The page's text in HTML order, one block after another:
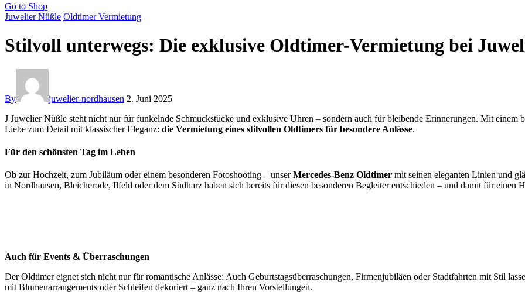
Go to Shop
Juwelier Nüßle Oldtimer Vermietung
Stilvoll unterwegs: Die exklusive Oldtimer-Vermietung bei
By juwelier-nordhausen 2. Juni 2025
J Juwelier Nüßle steht nicht nur für funkelnde Schmuckstücke und exklusive Uhren – sondern auch für bleibende Erinnerungen. Mit einem
Liebe zum Detail mit klassischer Eleganz: die Vermietung eines stilvollen Oldtimers für besondere Anlässe.
Für den schönsten Tag im Leben
Ob zur Hochzeit, zum Jubiläum oder einem besonderen Fotoshooting – unserMercedes-Benz Oldtimer mit seinen eleganten Linien und
in Nordhausen, Bleicherode, Ilfeld oder dem Südharz haben sich bereits für diesen besonderen Begleiter entschieden – und damit für einen
Auch für Events & Überraschungen
Der Oldtimer eignet sich nicht nur für romantische Anlässe: Auch Geburtstagsüberraschungen, Firmenjubiläen oder Stadtfahrten mit Stil
mit Blumenarrangements oder Schleifen dekoriert – ganz nach Ihren Vorstellungen.